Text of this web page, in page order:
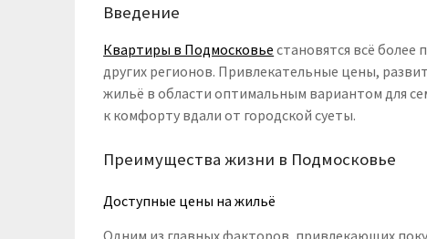
Введение
Квартиры в Подмосковье становятся всё
других регионов. Привлекательные цены,
жильё в области оптимальным вариантом для
к комфорту вдали от городской суеты.
Преимущества жизни в Подмосковье
Доступные цены на жильё